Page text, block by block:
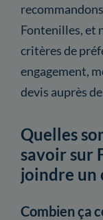
Fontenilles, et
critères de
engagement,
devis auprès
Quelles
savoir sur
joindre un
Combien ça